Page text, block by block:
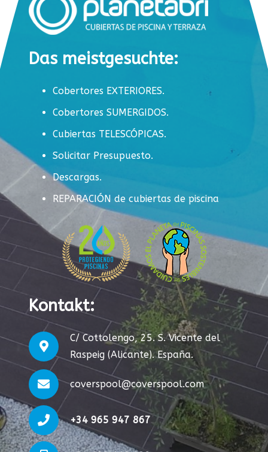
Das meistgesuchte:
Cobertores EXTERIORES.
Cobertores SUMERGIDOS.
Cubiertas TELESCÓPICAS.
Solicitar Presupuesto.
Descargas.
REPARACIÓN de cubiertas de piscina
Kontakt:
C/ Cottolengo, 25. S. Vicente del
Raspeig (Alicante). España.
coverspool@coverspool.com
+34 965 947 867